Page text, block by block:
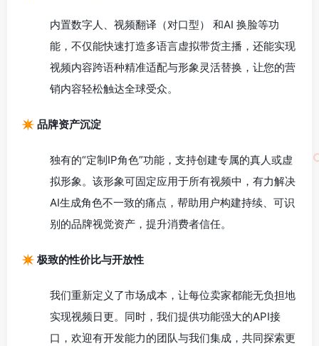
内置数字人、视频翻译（对口型） 和AI 换脸等功
能，不仅能快速打造多语言虚拟带货主播，还能实现
视频内容跨语种精准适配与形象灵活替换，让您的营
销内容轻松触达全球受众。
✴️ 品牌资产沉淀
独有的“定制IP角色”功能，支持创建专属的真人或虚
拟形象。该形象可固定应用于所有视频中，有力解决
AI生成角色不一致的痛点，帮助用户构建持续、可识
别的品牌视觉资产，提升消费者信任。
✴️ 极致的性价比与开放性
我们重新定义了市场成本，让每位卖家都能无负担地
实现视频日更。同时，我们提供功能强大的API接
口，欢迎有开发能力的团队与我们集成，共同探索更